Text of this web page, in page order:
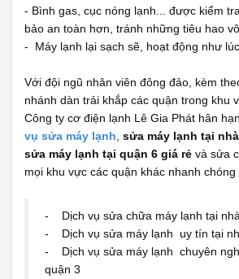
- Bình gas, cục nóng lạnh... được kiểm
bảo an toàn hơn, tránh những tiêu hao
- Máy lạnh lại sạch sẽ, hoạt động như
Với đội ngũ nhân viên đông đảo, kèm
nhánh dàn trải khắp các quận trong khu
Công ty cơ điện lạnh Lê Gia Phát hân
vụ sửa máy lạnh sửa máy lạnh tại
sửa máy lạnh tại quận 6 giá rẻ và sửa
mọi khu vực các quận khác nhanh chóng
- Dịch vụ sửa chữa máy lạnh tại
- Dịch vụ sửa máy lạnh uy tín tại
- Dịch vụ sửa máy lạnh chuyên
quận 3